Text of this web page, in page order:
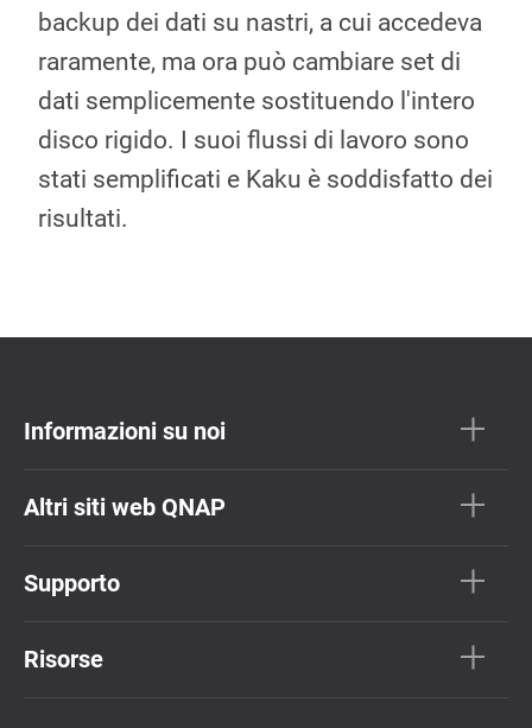
backup dei dati su nastri, a cui accedeva
raramente, ma ora può cambiare set di
dati semplicemente sostituendo l'intero
disco rigido. I suoi flussi di lavoro sono
stati semplificati e Kaku è soddisfatto dei
risultati.
Informazioni su noi
Altri siti web QNAP
Supporto
Risorse